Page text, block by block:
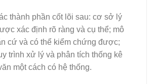
thành phần cốt lõi sau: cơ sở lý
xác định rõ ràng và cụ thể; mô
cứ và có thể kiểm chứng được;
trình xử lý và phân tích thống kê
một cách có hệ thống.